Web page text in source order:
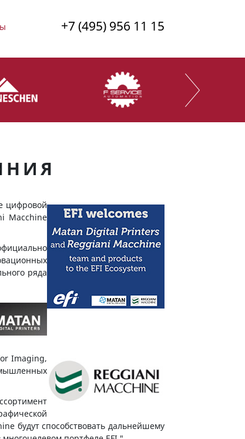
+7 (495) 956 11 15
цифровой
Macchine
ряда
Imaging,
будут способствовать дальнейшему